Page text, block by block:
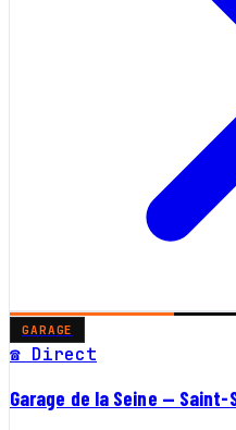
GARAGE
☎ Direct
Garage de la Seine — Saint-